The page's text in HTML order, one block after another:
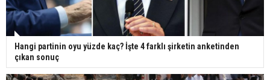
Hangi partinin oyu yüzde kaç? İşte 4 farklı şirketin anketinden
çıkan sonuç